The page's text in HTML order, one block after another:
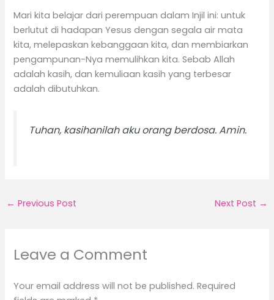
Mari kita belajar dari perempuan dalam Injil ini: untuk
berlutut di hadapan Yesus dengan segala air mata
kita, melepaskan kebanggaan kita, dan membiarkan
pengampunan-Nya memulihkan kita. Sebab Allah
adalah kasih, dan kemuliaan kasih yang terbesar
adalah dibutuhkan.
Tuhan, kasihanilah aku orang berdosa. Amin.
← Previous Post Next Post →
Leave a Comment
Your email address will not be published. Required